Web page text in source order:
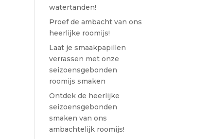
watertanden!
Proef de ambacht van ons
heerlijke roomijs!
Laat je smaakpapillen
verrassen met onze
seizoensgebonden
roomijs smaken
Ontdek de heerlijke
seizoensgebonden
smaken van ons
ambachtelijk roomijs!